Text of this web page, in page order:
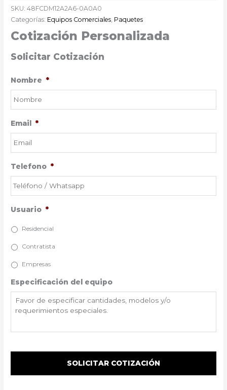
SKU:48FCDM12A2A6-0A0A0
Categorías: Equipos Comerciales, Paquetes
Cotización Personalizada
Solicitar Cotización
Nombre *
Email *
Telefono *
Usuario *
Residencial
Contratista
Empresas
Especificación del equipo